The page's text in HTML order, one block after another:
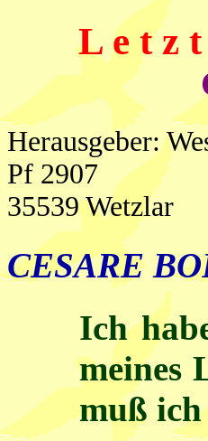
L e t z
Herausgeber:
Pf 2907
35539 Wetzlar
CESARE
Ich
meines
muß